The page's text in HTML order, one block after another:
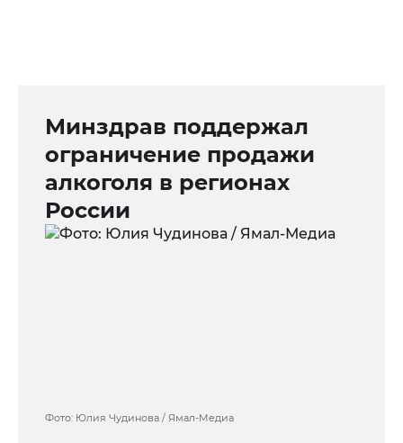
Минздрав поддержал
ограничение продажи
алкоголя в регионах
России
Фото: Юлия Чудинова / Ямал-Медиа